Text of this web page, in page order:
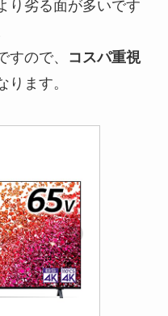
り劣る面が多いです
ので、
コスパ重視
ります。